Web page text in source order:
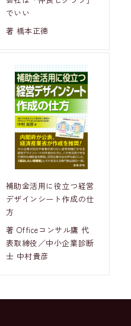
でいい
著 橋本正徳
補助金活用に役立つ経営
デザインシート作成の仕
方
著 Officeコンサル鷹 代
表取締役／中小企業診断
士 中村貴彦